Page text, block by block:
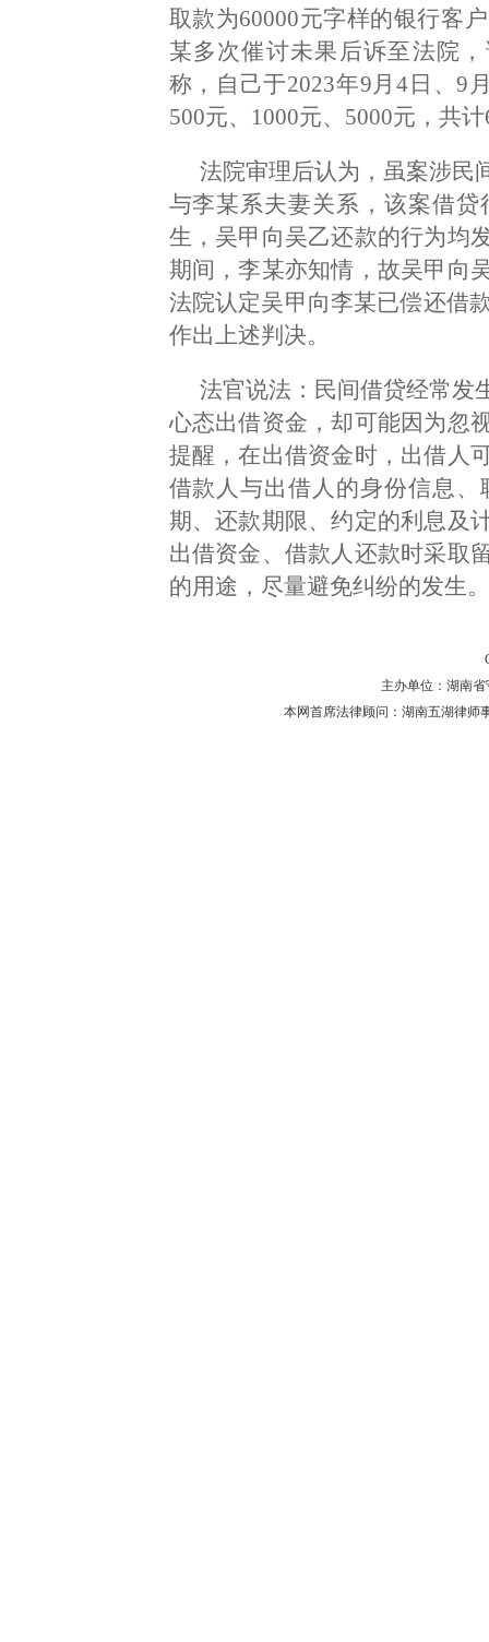
取款为60000元字样的银行客
某多次催讨未果后诉至法院
称，自己于2023年9月4日、9
500元、1000元、5000元，共
法院审理后认为，虽案涉民
与李某系夫妻关系，该案借
生，吴甲向吴乙还款的行为均
期间，李某亦知情，故吴甲向
法院认定吴甲向李某已偿还借
作出上述判决。
法官说法：民间借贷经常发
心态出借资金，却可能因为忽
提醒，在出借资金时，出借人
借款人与出借人的身份信息
期、还款期限、约定的利息及
出借资金、借款人还款时采取
的用途，尽量避免纠纷的发生。
主办单位：湖南省
本网首席法律顾问：湖南五湖律师